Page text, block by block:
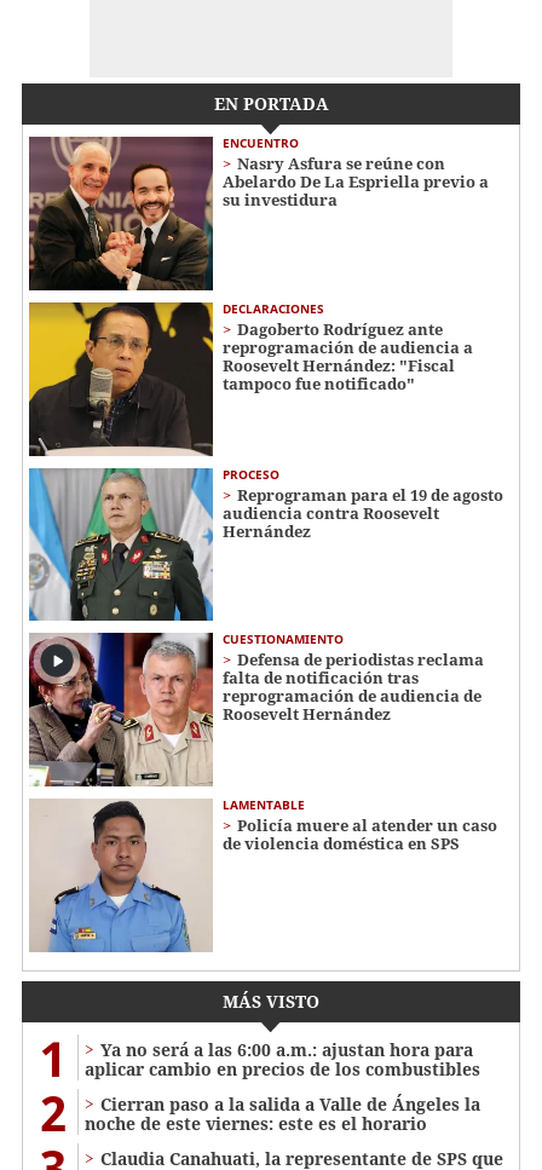
EN PORTADA
ENCUENTRO
Nasry Asfura se reúne con
Abelardo De La Espriella previo a
su investidura
DECLARACIONES
Dagoberto Rodríguez ante
reprogramación de audiencia a
Roosevelt Hernández: "Fiscal
tampoco fue notificado"
PROCESO
Reprograman para el 19 de agosto
audiencia contra Roosevelt
Hernández
CUESTIONAMIENTO
Defensa de periodistas reclama
falta de notificación tras
reprogramación de audiencia de
Roosevelt Hernández
LAMENTABLE
Policía muere al atender un caso
de violencia doméstica en SPS
MÁS VISTO
1
Ya no será a las 6:00 a.m.: ajustan hora para
aplicar cambio en precios de los combustibles
2
Cierran paso a la salida a Valle de Ángeles la
noche de este viernes: este es el horario
Claudia Canahuati, la representante de SPS que